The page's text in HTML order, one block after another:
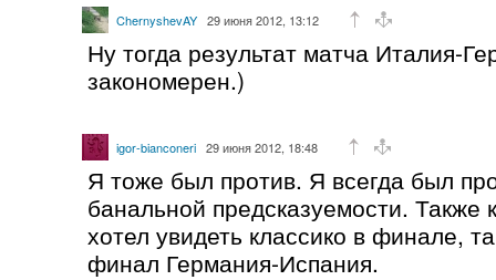
ChernyshevAY 29 июня 2012, 13:12
Ну тогда результат матча Италия-
закономерен.)
igor-bianconeri 29 июня 2012, 18:48
Я тоже был против. Я всегда был
банальной предсказуемости. Также
хотел увидеть классико в финале,
финал Германия-Испания.